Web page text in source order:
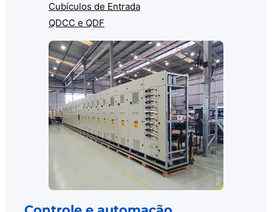
Cubículos de Entrada
QDCC e QDF